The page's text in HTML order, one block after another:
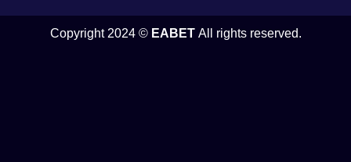
Copyright 2024 © EABETAll rights reserved.